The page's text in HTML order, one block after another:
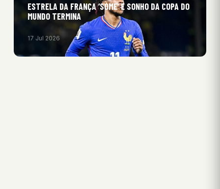
ESTRELA DA FRANÇA ‘SOME’ E SONHO DA COPA DO
MUNDO TERMINA
17 Jul 2026